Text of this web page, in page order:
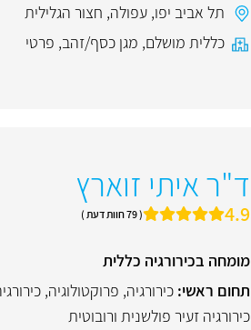
תל אביב יפו, עפולה, חצור הגלילית
כללית מושלם, מגן כסף/זהב, פרטי
ד"ר איתי זוארץ
4.9 ( 79 חוות דעת )
מומחה בכירורגיה כללית
תחום ראשי: כירורגיה, פרוקטולוגיה,
כירורגיה זעיר פולשנית ורובוטית